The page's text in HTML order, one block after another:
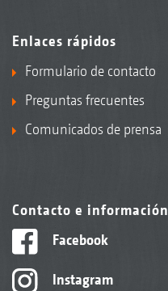
Enlaces rápidos
Formulario de contacto
Preguntas frecuentes
Comunicados de prensa
Contacto e información
Facebook
Instagram